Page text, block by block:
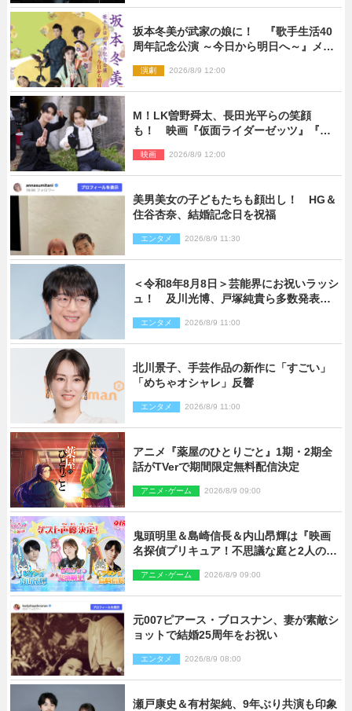
坂本冬美が武家の娘に！ 『歌手生活40
周年記念公演 ～今日から明日へ～』メイ
演劇 2026/8/9 12:00
M！LK曽野舜太、長田光平らの笑顔
も！ 映画『仮面ライダーゼッツ』『超
ショット到着
映画 2026/8/9 12:00
美男美女の子どもたちも顔出し！ HG＆
住谷杏奈、結婚記念日を祝福
エンタメ 2026/8/9 11:30
＜令和8年8月8日＞芸能界にお祝いラッシ
ュ！ 及川光博、戸塚純貴ら多数発表結
エンタメ 2026/8/9 11:00
北川景子、手芸作品の新作に「すごい」
「めちゃオシャレ」反響
エンタメ 2026/8/9 11:00
アニメ『薬屋のひとりごと』1期・2期全
話がTVerで期間限定無料配信決定
アニメ･ゲーム 2026/8/9 09:00
鬼頭明里＆島崎信長＆内山昂輝は『映画
名探偵プリキュア！不思議な庭と2人の秘
アニメ･ゲーム 2026/8/9 09:00
元007ピアース・ブロスナン、妻が素敵シ
ョットで結婚25周年をお祝い
エンタメ 2026/8/9 08:00
瀬戸康史＆有村架純、9年ぶり共演も印象